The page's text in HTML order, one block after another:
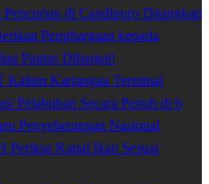
di Candipuro Ditangkap
Penghargaan kepada
Pantas Dihargai!
Kaltim Kariangau Terminal
Pelabuhan Secara Penuh di 6
Penyeberangan Nasional
Periksa Kapal Ikan Sesuai